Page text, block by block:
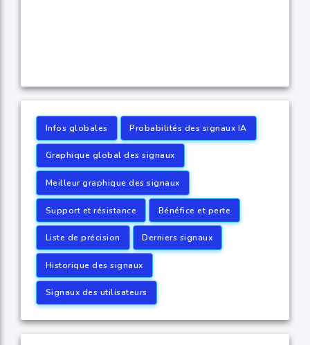
Infos globales Probabilités des signaux IA
Graphique global des signaux
Meilleur graphique des signaux
Support et résistance Bénéfice et perte
Liste de précision Derniers signaux
Historique des signaux
Signaux des utilisateurs